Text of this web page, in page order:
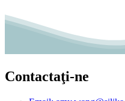
Contactaţi-ne